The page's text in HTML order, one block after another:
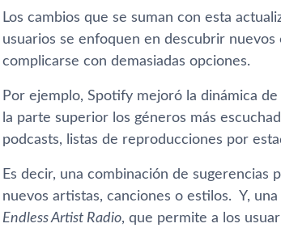
Los cambios que se suman con esta
usuarios se enfoquen en descubrir
complicarse con demasiadas opciones.
Por ejemplo, Spotify mejoró la dinámica
la parte superior los géneros más
podcasts, listas de reproducciones por
Es decir, una combinación de sugerencias
nuevos artistas, canciones o estilos. Y,
Endless Artist Radio, que permite a los